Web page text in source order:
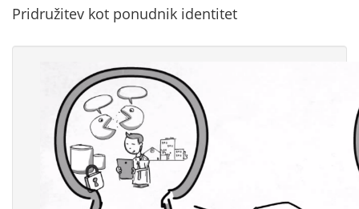
Pridružitev kot ponudnik identitet